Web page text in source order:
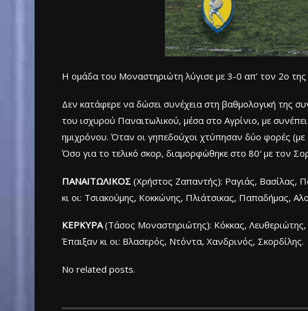
Η ομάδα του Μοναστηριώτη λύγισε με 3-0 απ’ τον 2ο
Δεν κατάφερε να δώσει συνέχεια στη βαθμολογική της
του ισχυρού Παναιτωλικού, μέσα στο Αγρίνιο, με
ημιχρόνου. Όταν οι γηπεδούχοι χτύπησαν δύο φορές (με
Όσο για το τελικό σκορ, διαμορφώθηκε στο 80′ με τον
ΠΑΝΑΙΤΩΛΙΚΟΣ (Χρήστος Ζαπαντής): Ραγιάς, Βασίλας,
κι οι: Τσιακούμης, Κοκκώνης, Πλιάτσικας, Παπαδήμας,
ΚΕΡΚΥΡΑ(Τάσος Μοναστηριώτης): Κόκκας,
Έπαιξαν κι οι: Βλασερός, Ντόντα, Χανδρινός, Σκορδίλης.
No related posts.